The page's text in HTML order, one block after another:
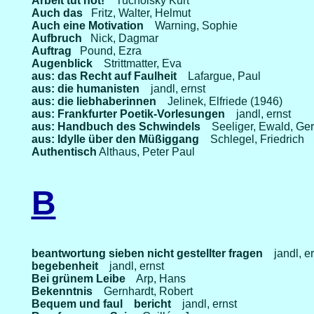
Auch das
Fritz, Walter, Helmut
Auch eine Motivation
Warning, Sophie
Aufbruch
Nick, Dagmar
Auftrag
Pound, Ezra
Augenblick
Strittmatter, Eva
aus: das Recht auf Faulheit
Lafargue, Paul
aus: die humanisten
jandl, ernst
aus: die liebhaberinnen
Jelinek, Elfriede (1946)
aus: Frankfurter Poetik-Vorlesungen
jandl, ernst
aus: Handbuch des Schwindels
Seeliger, Ewald,
aus: Idylle über den Müßiggang
Schlegel, Friedrich
Authentisch Althaus, Peter Paul
B
beantwortung sieben nicht gestellter fragen
jandl,
begebenheit
jandl, ernst
Bei grünem Leibe
Arp, Hans
Bekenntnis
Gernhardt, Robert
Bequem und faul
bericht
jandl, ernst